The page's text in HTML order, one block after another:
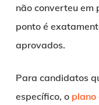
não converteu em
ponto é
aprovados.
Para candidatos
específico, o plano